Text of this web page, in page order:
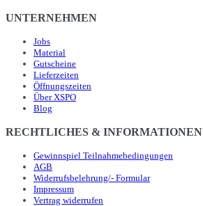
UNTERNEHMEN
Jobs
Material
Gutscheine
Lieferzeiten
Öffnungszeiten
Über XSPO
Blog
RECHTLICHES & INFORMATIONEN
Gewinnspiel Teilnahmebedingungen
AGB
Widerrufsbelehrung/- Formular
Impressum
Vertrag widerrufen